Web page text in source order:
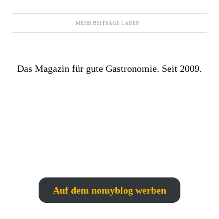
MEHR BEITRÄGE LADEN
Das Magazin für gute Gastronomie. Seit 2009.
Auf dem nomyblog werben